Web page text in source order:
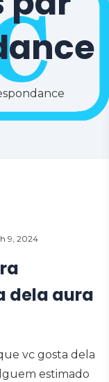
9, 2024
dela aura
vc gosta dela
estimado